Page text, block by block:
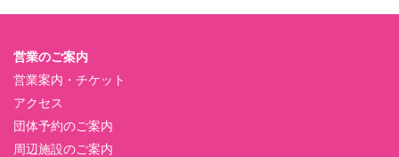
営業のご案内
営業案内・チケット
アクセス
団体予約のご案内
周辺施設のご案内